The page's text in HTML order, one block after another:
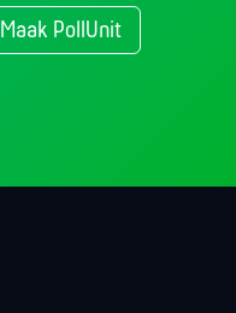
Maak PollUnit